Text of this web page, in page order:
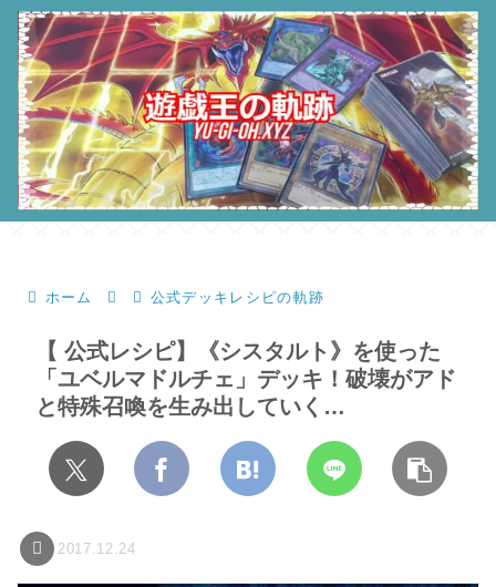
ホーム 公式デッキレシピの軌跡
【 公式レシピ】《シスタルト》を使った
「ユベルマドルチェ」デッキ！破壊がアド
と特殊召喚を生み出していく…
2017.12.24